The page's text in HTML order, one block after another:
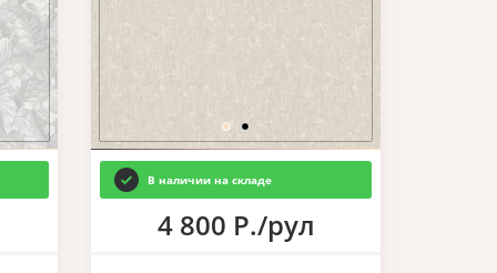
В наличии на складе
4 800 Р./рул